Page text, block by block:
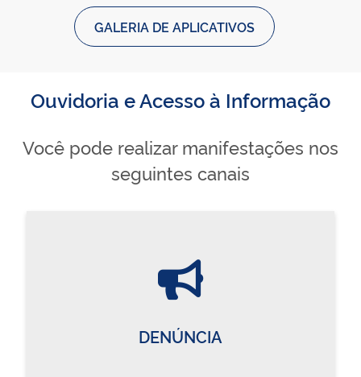
GALERIA DE APLICATIVOS
Ouvidoria e Acesso à Informação
Você pode realizar manifestações nos
seguintes canais
DENÚNCIA